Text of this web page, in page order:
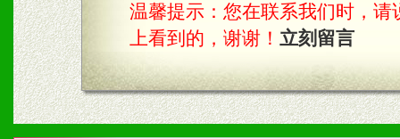
温馨提示：您在联系我们时，请
上看到的，谢谢！ 立刻留言